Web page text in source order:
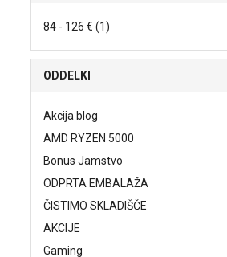
84 - 126 € (1)
ODDELKI
Akcija blog
AMD RYZEN 5000
Bonus Jamstvo
ODPRTA EMBALAŽA
ČISTIMO SKLADIŠČE
AKCIJE
Gaming